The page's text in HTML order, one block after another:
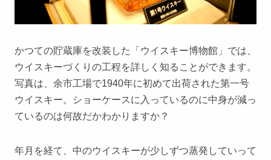
かつての貯蔵庫を改装した「ウイスキー博物館」では、
ウイスキーづくりの工程を詳しく知ることができます。
写真は、余市工場で1940年に初めて出荷された第一号
ウイスキー。ショーケースに入っているのに中身が減っ
ているのは何故だかわかりますか？
年月を経て、中のウイスキーが少しずつ蒸発していって